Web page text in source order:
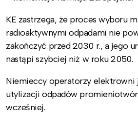
KE zastrzega, że proces wyboru
radioaktywnymi odpadami nie
zakończyć przed 2030 r., a jego
nastąpi szybciej niż w roku 2050.
Niemieccy operatorzy elektrowni
utylizacji odpadów
wcześniej.